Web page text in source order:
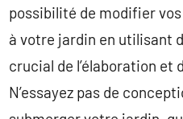
possibilité de modifier
à votre jardin en utilisant
crucial de l’élaboration et
N’essayez pas de